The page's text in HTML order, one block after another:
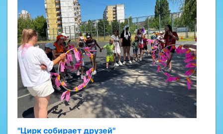
"Цирк собирает друзей"